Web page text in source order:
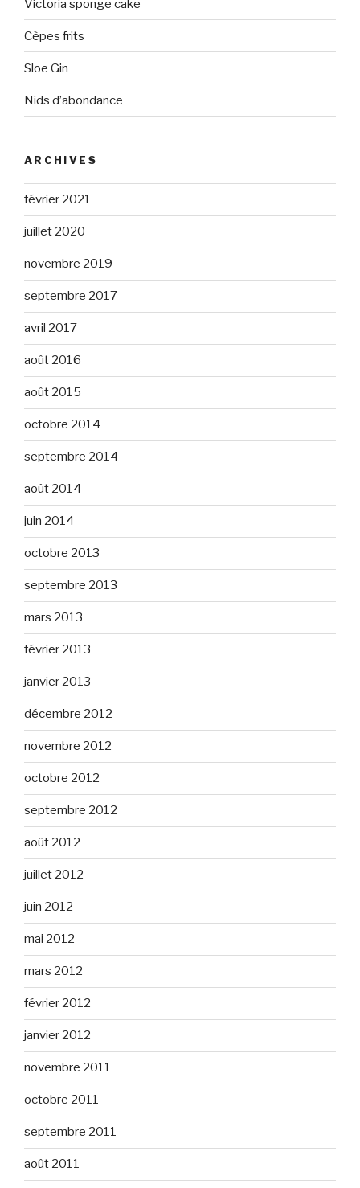
Victoria sponge cake
Cèpes frits
Sloe Gin
Nids d’abondance
ARCHIVES
février 2021
juillet 2020
novembre 2019
septembre 2017
avril 2017
août 2016
août 2015
octobre 2014
septembre 2014
août 2014
juin 2014
octobre 2013
septembre 2013
mars 2013
février 2013
janvier 2013
décembre 2012
novembre 2012
octobre 2012
septembre 2012
août 2012
juillet 2012
juin 2012
mai 2012
mars 2012
février 2012
janvier 2012
novembre 2011
octobre 2011
septembre 2011
août 2011